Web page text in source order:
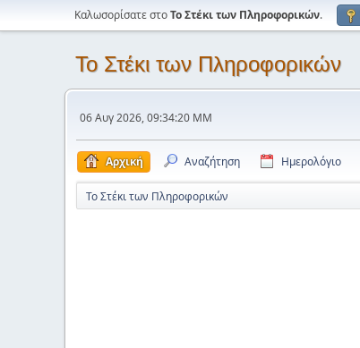
Καλωσορίσατε στοΤο Στέκι των Πληροφορικών.
Το Στέκι των Πληροφορικών
06 Αυγ 2026, 09:34:20 ΜΜ
Αρχική Αναζήτηση Ημερολόγιο
Το Στέκι των Πληροφορικών